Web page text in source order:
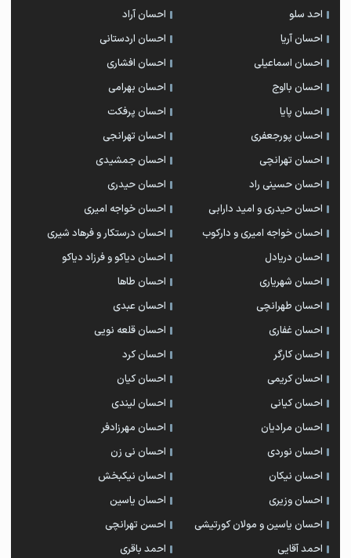
احد سلو
احسان آراد
احسان آریا
احسان اردستانی
احسان اسماعیلی
احسان افشاری
احسان بااوج
احسان بهرامی
احسان پایا
احسان پرفکت
احسان پورجعفری
احسان تهرانجی
احسان تهرانچی
احسان جمشیدی
احسان حسینی راد
احسان حیدری
احسان حیدری و امید دارابی
احسان خواجه امیری
احسان خواجه امیری و دارکوب
احسان درستكار و فرهاد شيرى
احسان دریادل
احسان دیاکو و فرزاد دیاکو
احسان شهریاری
احسان طاها
احسان طهرانچی
احسان عبدی
احسان غفاری
احسان قلعه نویی
احسان کارگر
احسان کرد
احسان کریمی
احسان کیان
احسان کیانی
احسان لیندی
احسان مرادیان
احسان مهرزادفر
احسان نوردی
احسان نی زن
احسان نیکان
احسان نیکبخش
احسان وزیری
احسان یاسین
احسان یاسین و مولان کورتیشی
احسن تهرانچی
احمد آقایی
احمد باقری